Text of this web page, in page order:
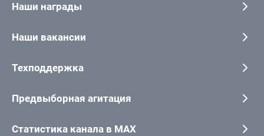
Наши награды
Наши вакансии
Техподдержка
Предвыборная агитация
Статистика канала в MAX